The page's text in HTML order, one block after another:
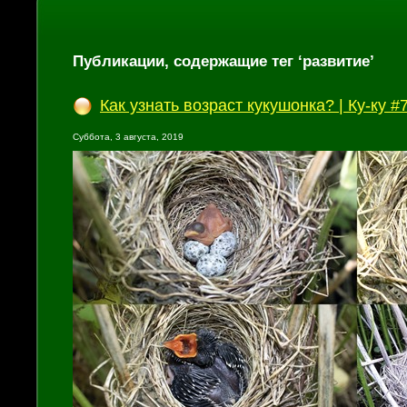
Публикации, содержащие тег ‘развитие’
Как узнать возраст кукушонка? | Ку-ку
Суббота, 3 августа, 2019